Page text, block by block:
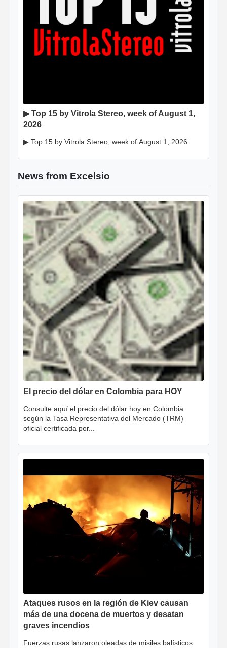
▶ Top 15 by Vitrola Stereo, week of August 1,
2026
▶ Top 15 by Vitrola Stereo, week of August 1, 2026.
News from Excelsio
El precio del dólar en Colombia para HOY
Consulte aquí el precio del dólar hoy en Colombia
según la Tasa Representativa del Mercado (TRM)
oficial certificada por...
Ataques rusos en la región de Kiev causan
más de una docena de muertos y desatan
graves incendios
Fuerzas rusas lanzaron oleadas de misiles balísticos